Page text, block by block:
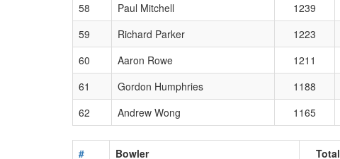
58
Paul Mitchell 1239
59
Richard Parker 1223
60
Aaron Rowe 1211
61
Gordon Humphries 1188
62
Andrew Wong 1165
# Bowler Total